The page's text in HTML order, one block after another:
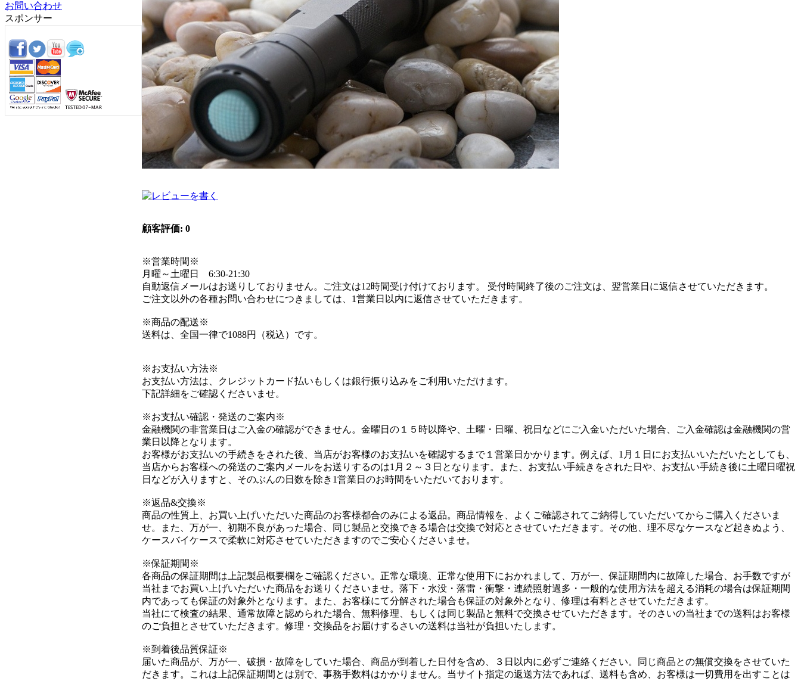
お問い合わせ
スポンサー
顧客評価: 0
※営業時間※
月曜～土曜日 6:30-21:30
自動返信メールはお送りしておりません。ご注文は12時間受け付けております。 受付時間終了後のご注文は、翌営業日に返信させていただきます。
ご注文以外の各種お問い合わせにつきましては、1営業日以内に返信させていただきます。
※商品の配送※
送料は、全国一律で1088円（税込）です。
※お支払い方法※
お支払い方法は、クレジットカード払いもしくは銀行振り込みをご利用いただけます。
下記詳細をご確認くださいませ。
※お支払い確認・発送のご案内※
金融機関の非営業日はご入金の確認ができません。金曜日の１５時以降や、土曜・日曜、祝日などにご入金いただいた場合、ご入金確認は金融機関の営
業日以降となります。
お客様がお支払いの手続きをされた後、当店がお客様のお支払いを確認するまで１営業日かかります。例えば、1月１日にお支払いいただいたとしても、
当店からお客様への発送のご案内メールをお送りするのは1月２～３日となります。また、お支払い手続きをされた日や、お支払い手続き後に土曜日曜祝
日などが入りますと、そのぶんの日数を除き1営業日のお時間をいただいております。
※返品&交換※
商品の性質上、お買い上げいただいた商品のお客様都合のみによる返品。商品情報を、よくご確認されてご納得していただいてからご購入くださいま
せ。また、万が一、初期不良があった場合、同じ製品と交換できる場合は交換で対応とさせていただきます。その他、理不尽なケースなど起きぬよう、
ケースバイケースで柔軟に対応させていただきますのでご安心くださいませ。
※保証期間※
各商品の保証期間は上記製品概要欄をご確認ください。正常な環境、正常な使用下におかれまして、万が一、保証期間内に故障した場合、お手数ですが
当社までお買い上げいただいた商品をお送りくださいませ。落下・水没・落雷・衝撃・連続照射過多・一般的な使用方法を超える消耗の場合は保証期間
内であっても保証の対象外となります。また、お客様にて分解された場合も保証の対象外となり、修理は有料とさせていただきます。
当社にて検査の結果、通常故障と認められた場合、無料修理、もしくは同じ製品と無料で交換させていただきます。そのさいの当社までの送料はお客様
のご負担とさせていただきます。修理・交換品をお届けするさいの送料は当社が負担いたします。
※到着後品質保証※
届いた商品が、万が一、破損・故障をしていた場合、商品が到着した日付を含め、３日以内に必ずご連絡ください。同じ商品との無償交換をさせていた
だきます。これは上記保証期間とは別で、事務手数料はかかりません。当サイト指定の返送方法であれば、送料も含め、お客様は一切費用を出すことは